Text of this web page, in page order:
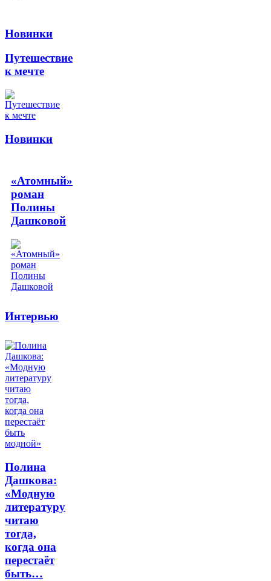
Новинки
Путешествие
к мечте
Новинки
«Атомный»
роман
Полины
Дашковой
Интервью
Полина
Дашкова:
«Модную
литературу
читаю
тогда,
когда она
перестаёт
быть…